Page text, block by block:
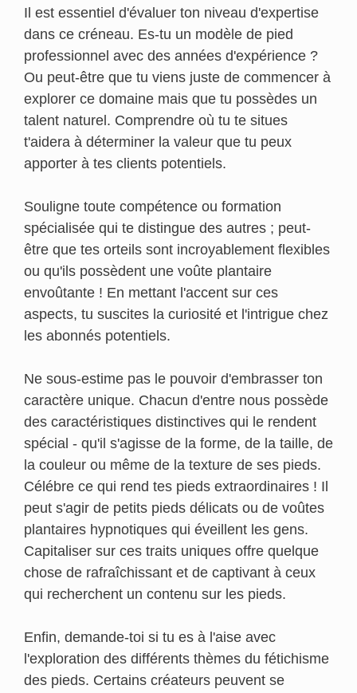
Il est essentiel d'évaluer ton niveau d'expertise
dans ce créneau. Es-tu un modèle de pied
professionnel avec des années d'expérience ?
Ou peut-être que tu viens juste de commencer à
explorer ce domaine mais que tu possèdes un
talent naturel. Comprendre où tu te situes
t'aidera à déterminer la valeur que tu peux
apporter à tes clients potentiels.
Souligne toute compétence ou formation
spécialisée qui te distingue des autres ; peut-
être que tes orteils sont incroyablement flexibles
ou qu'ils possèdent une voûte plantaire
envoûtante ! En mettant l'accent sur ces
aspects, tu suscites la curiosité et l'intrigue chez
les abonnés potentiels.
Ne sous-estime pas le pouvoir d'embrasser ton
caractère unique. Chacun d'entre nous possède
des caractéristiques distinctives qui le rendent
spécial - qu'il s'agisse de la forme, de la taille, de
la couleur ou même de la texture de ses pieds.
Célébre ce qui rend tes pieds extraordinaires ! Il
peut s'agir de petits pieds délicats ou de voûtes
plantaires hypnotiques qui éveillent les gens.
Capitaliser sur ces traits uniques offre quelque
chose de rafraîchissant et de captivant à ceux
qui recherchent un contenu sur les pieds.
Enfin, demande-toi si tu es à l'aise avec
l'exploration des différents thèmes du fétichisme
des pieds. Certains créateurs peuvent se